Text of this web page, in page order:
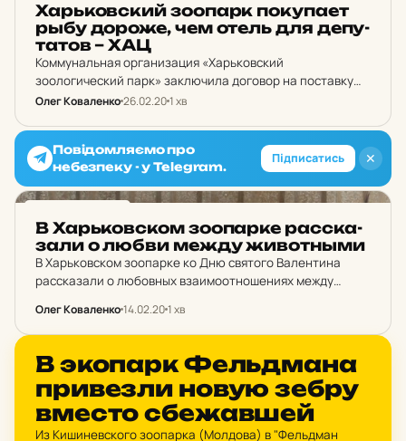
Харь­ков­ский зо­о­парк по­ку­па­ет
рыбу дороже, чем отель для де­пу­
та­тов – ХАЦ
Коммунальная организация «Харьковский
зоологический парк» заключила договор на поставку
рыбы с ФОТ Томенко Лариса Игоревна стоимостью 1 550
Олег Коваленко26.02.201 хв
✕
Повідомляємо про
небезпеку - у Telegram.
Підписатись
В Харь­ков­ском зо­о­пар­ке рас­ска­
за­ли о любви между жи­вот­ными
В Харьковском зоопарке ко Дню святого Валентина
рассказали о любовных взаимоотношениях между
Олег Коваленко14.02.201 хв
НОВИНИ ХАРКОВА
В эко­парк Фель­дма­на
при­вез­ли новую зебру
вместо сбе­жав­шей
Из Кишиневского зоопарка (Молдова) в "Фельдман